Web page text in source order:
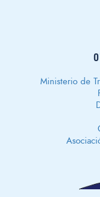
Ministerio de